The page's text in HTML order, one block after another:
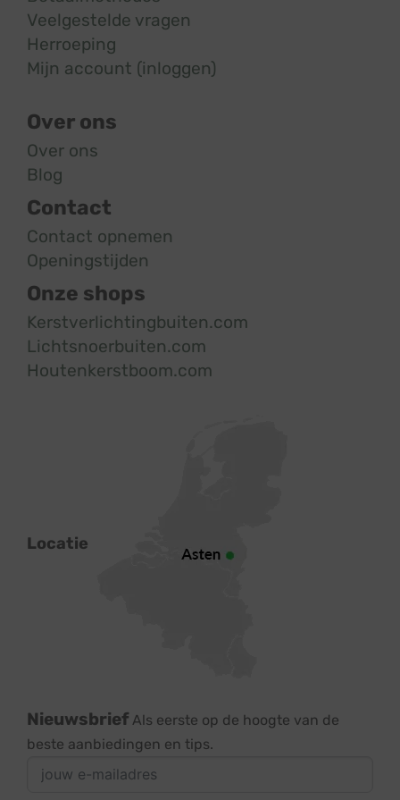
Veelgestelde vragen
Herroeping
Mijn account (inloggen)
Over ons
Over ons
Blog
Contact
Contact opnemen
Openingstijden
Onze shops
Kerstverlichtingbuiten.com
Lichtsnoerbuiten.com
Houtenkerstboom.com
Locatie
Nieuwsbrief Als eerste op de hoogte van de
beste aanbiedingen en tips.